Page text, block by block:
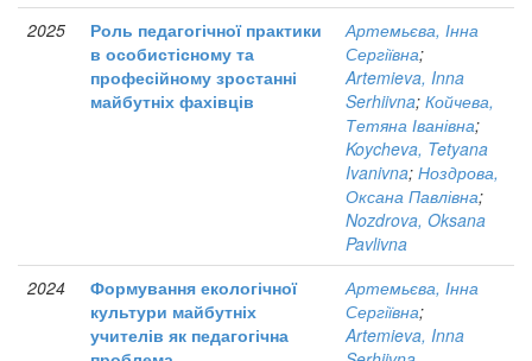
2025
Роль педагогічної практики
в особистісному та
професійному зростанні
майбутніх фахівців
Артемьєва, Інна
Сергіївна;
Artemieva, Inna
Serhiivna; Койчева,
Тетяна Іванівна;
Koycheva, Tetyana
Ivanivna; Ноздрова,
Оксана Павлівна;
Nozdrova, Oksana
Pavlivna
2024
Формування екологічної
культури майбутніх
учителів як педагогічна
Артемьєва, Інна
Сергіївна;
Artemieva, Inna